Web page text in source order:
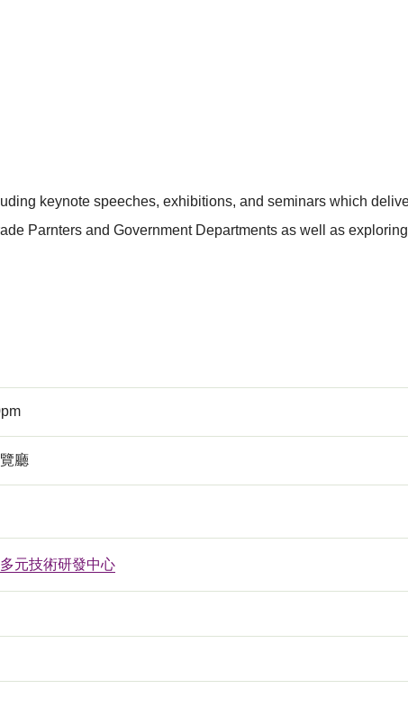
keynote speeches, exhibitions, and seminars which
Parnters and Government Departments as well as
廳
元技術研發中心